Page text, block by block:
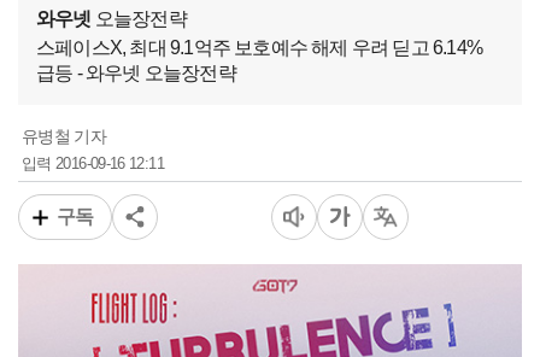
와우넷 오늘장전략
스페이스X, 최대 9.1억주 보호예수 해제 우려 딛고 6.14%
급등 - 와우넷 오늘장전략
유병철 기자
입력2016-09-16 12:11
구독